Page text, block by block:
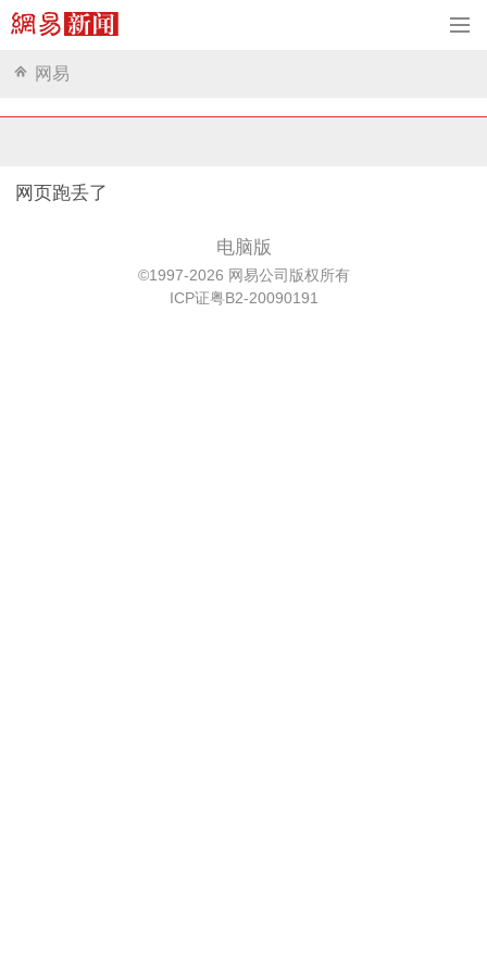
网易
网页跑丢了
电脑版
©1997-2026 网易公司版权所有
ICP证粤B2-20090191